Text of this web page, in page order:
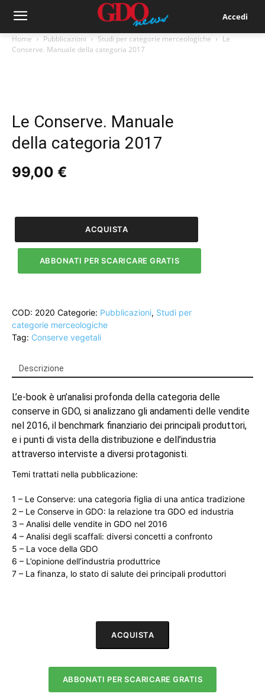
Accedi
Home Pubblicazioni Studi per categorie merceologiche
Le
Conserve. Manuale della categoria 2017
Le Conserve. Manuale
della categoria 2017
99,00 €
della
categoria
quantità
ACQUISTA
ABBONATI PER SCARICARE GRATIS
COD: 2020 Categorie: Pubblicazioni, Studi per
categorie merceologiche
Tag: Conserve vegetali
Descrizione
L’e-book è un’analisi profonda della categoria delle
conserve in GDO, si analizzano gli andamenti delle vendite
nel 2016, il benchmark finanziario dei principali produttori,
e i punti di vista della distribuzione e dell’industria
attraverso interviste a diversi protagonisti.
Temi trattati nella pubblicazione:
1 – Le Conserve: una categoria figlia di una antica tradizione
2 – Le Conserve in GDO: la relazione tra GDO ed industria
3 – Analisi delle vendite in GDO nel 2016
4 – Analisi degli scaffali: diversi concetti a confronto
5 – La voce della GDO
6 – L’opinione dell’industria produttrice
7 – La finanza, lo stato di salute dei principali produttori
ACQUISTA
ABBONATI PER SCARICARE GRATIS